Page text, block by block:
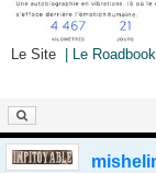
Le Site | Le